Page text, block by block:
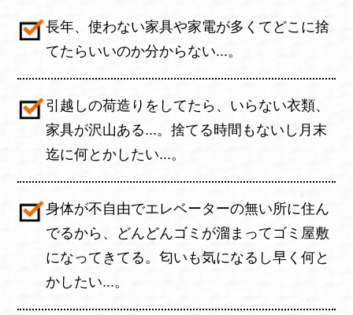
長年、使わない家具や家電が多くてどこに捨
てたらいいのか分からない...。
引越しの荷造りをしてたら、いらない衣類、
家具が沢山ある...。捨てる時間もないし月末
迄に何とかしたい...。
身体が不自由でエレベーターの無い所に住ん
でるから、どんどんゴミが溜まってゴミ屋敷
になってきてる。匂いも気になるし早く何と
かしたい...。